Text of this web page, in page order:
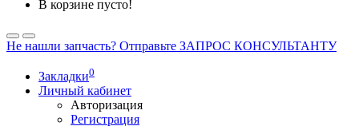
В корзине пусто!
Не нашли запчасть? Отправьте ЗАПРОС КОНСУЛЬТАНТУ
Закладки0
Личный кабинет
Авторизация
Регистрация